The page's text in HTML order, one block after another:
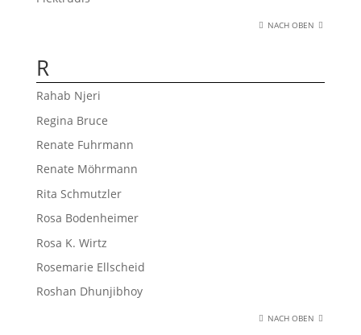
NACH OBEN
R
Rahab Njeri
Regina Bruce
Renate Fuhrmann
Renate Möhrmann
Rita Schmutzler
Rosa Bodenheimer
Rosa K. Wirtz
Rosemarie Ellscheid
Roshan Dhunjibhoy
NACH OBEN